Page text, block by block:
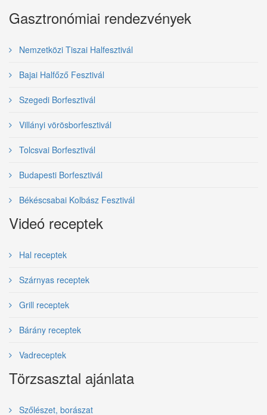
Gasztronómiai rendezvények
Nemzetközi Tiszai Halfesztivál
Bajai Halfőző Fesztivál
Szegedi Borfesztivál
Villányi vörösborfesztivál
Tolcsvai Borfesztivál
Budapesti Borfesztivál
Békéscsabai Kolbász Fesztivál
Videó receptek
Hal receptek
Szárnyas receptek
Grill receptek
Bárány receptek
Vadreceptek
Törzsasztal ajánlata
Szőlészet, borászat